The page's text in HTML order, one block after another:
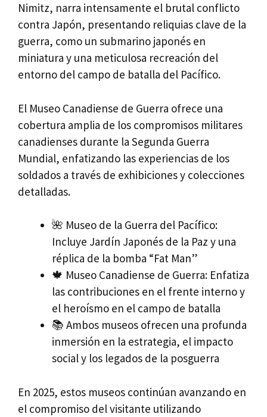
Nimitz, narra intensamente el brutal conflicto
contra Japón, presentando reliquias clave de la
guerra, como un submarino japonés en
miniatura y una meticulosa recreación del
entorno del campo de batalla del Pacífico.
El Museo Canadiense de Guerra ofrece una
cobertura amplia de los compromisos militares
canadienses durante la Segunda Guerra
Mundial, enfatizando las experiencias de los
soldados a través de exhibiciones y colecciones
detalladas.
🌺 Museo de la Guerra del Pacífico:
Incluye Jardín Japonés de la Paz y una
réplica de la bomba “Fat Man”
🍁 Museo Canadiense de Guerra: Enfatiza
las contribuciones en el frente interno y
el heroísmo en el campo de batalla
📚 Ambos museos ofrecen una profunda
inmersión en la estrategia, el impacto
social y los legados de la posguerra
En 2025, estos museos continúan avanzando en
el compromiso del visitante utilizando